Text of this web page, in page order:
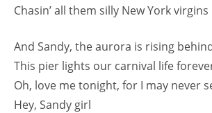
Chasin’ all them silly New York
And Sandy, the aurora is rising
This pier lights our carnival life
Oh, love me tonight, for I may never
Hey, Sandy girl